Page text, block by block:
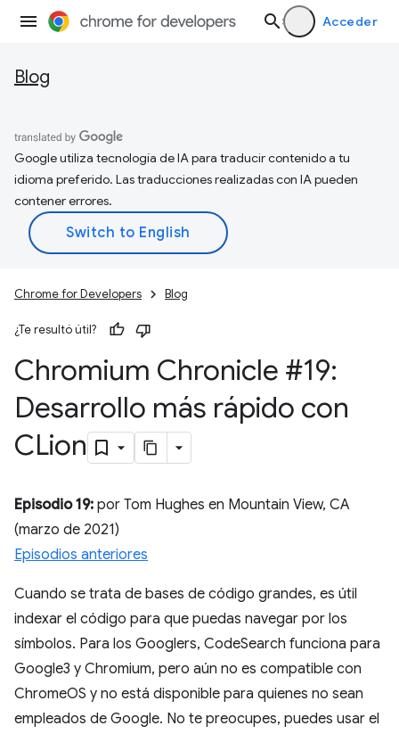
Acceder
Blog
Google utiliza tecnología de IA para traducir contenido a tu
idioma preferido. Las traducciones realizadas con IA pueden
contener errores.
Chrome for Developers Blog
¿Te resultó útil?
Chromium Chronicle #19:
Desarrollo más rápido con
CLion
Episodio 19: por Tom Hughes en Mountain View, CA
(marzo de 2021)
Episodios anteriores
Cuando se trata de bases de código grandes, es útil
indexar el código para que puedas navegar por los
símbolos. Para los Googlers, CodeSearch funciona para
Google3 y Chromium, pero aún no es compatible con
ChromeOS y no está disponible para quienes no sean
empleados de Google. No te preocupes, puedes usar el